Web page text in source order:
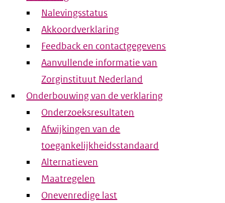
Nalevingsstatus
Akkoordverklaring
Feedback en contactgegevens
Aanvullende informatie van
Zorginstituut Nederland
Onderbouwing van de verklaring
Onderzoeksresultaten
Afwijkingen van de
toegankelijkheidsstandaard
Alternatieven
Maatregelen
Onevenredige last